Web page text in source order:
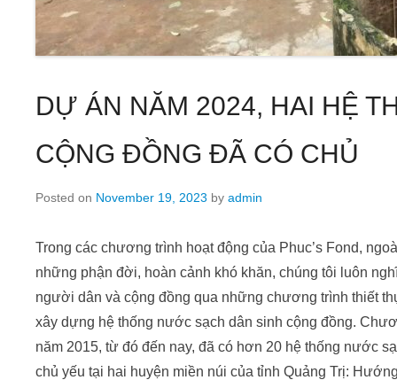
DỰ ÁN NĂM 2024, HAI HỆ
CỘNG ĐỒNG ĐÃ CÓ CHỦ
Posted on November 19, 2023 by admin
Trong các chương trình hoạt động của Phuc’s Fond,
những phận đời, hoàn cảnh khó khăn, chúng tôi luôn
người dân và cộng đồng qua những chương trình thiết
xây dựng hệ thống nước sạch dân sinh cộng đồng.
năm 2015, từ đó đến nay, đã có hơn 20 hệ thống nước
chủ yếu tại hai huyện miền núi của tỉnh Quảng Trị: